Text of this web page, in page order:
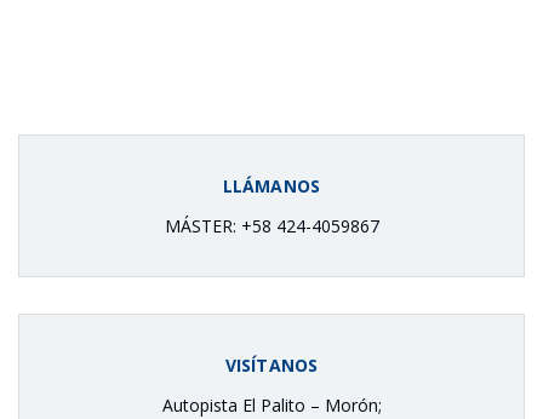
LLÁMANOS
MÁSTER: +58 424-4059867
VISÍTANOS
Autopista El Palito – Morón;